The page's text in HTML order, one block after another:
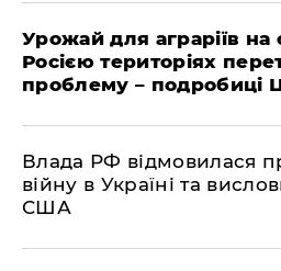
Урожай для аграріїв на
Росією територіях
проблему – подробиці
Влада РФ відмовилася
війну в Україні та
США